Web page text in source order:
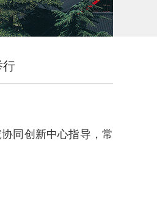
行
同创新中心指导，常